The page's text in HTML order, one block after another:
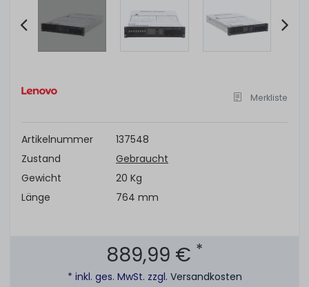
of
Merkliste
Artikelnummer
137548
Zustand
Gebraucht
Gewicht
20 Kg
Länge
764 mm
889,99 € *
* inkl. ges. MwSt. zzgl. Versandkosten